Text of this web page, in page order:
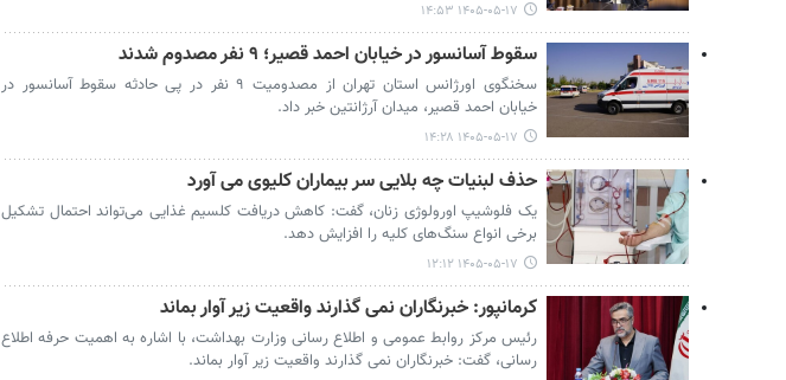
۱۴۰۵-۰۵-۱۷ ۱۴:۵۳
سقوط آسانسور در خیابان احمد قصیر؛ ۹ نفر مصدوم شدند
سخنگوی اورژانس استان تهران از مصدومیت ۹ نفر در پی حادثه سقوط آسانسور در
خیابان احمد قصیر، میدان آرژانتین خبر داد.
۱۴۰۵-۰۵-۱۷ ۱۴:۲۸
حذف لبنیات چه بلایی سر بیماران کلیوی می آورد
یک فلوشیپ اورولوژی زنان، گفت: کاهش دریافت کلسیم غذایی می‌تواند احتمال تشکیل
برخی انواع سنگ‌های کلیه را افزایش دهد.
۱۴۰۵-۰۵-۱۷ ۱۲:۱۲
کرمانپور: خبرنگاران نمی گذارند واقعیت زیر آوار بماند
رئیس مرکز روابط عمومی و اطلاع رسانی وزارت بهداشت، با اشاره به اهمیت حرفه اطلاع
رسانی، گفت: خبرنگاران نمی گذارند واقعیت زیر آوار بماند.